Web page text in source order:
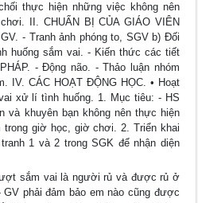
thực hiện những việc không nên
II. CHUẨN BỊ CỦA GIÁO VIÊN
- Tranh ảnh phóng to, SGV b) Đối
huống sắm vai. - Kiến thức các tiết
- Động não. - Thảo luận nhóm
IV. CÁC HOẠT ĐỘNG HỌC. • Hoạt
xử lí tình huống. 1. Mục tiêu: - HS
và khuyên bạn không nên thực hiện
trong giờ học, giờ chơi. 2. Triển khai
1 và 2 trong SGK để nhận diện
sắm vai là người rủ và được rủ ở
phải đảm bảo em nào cũng được